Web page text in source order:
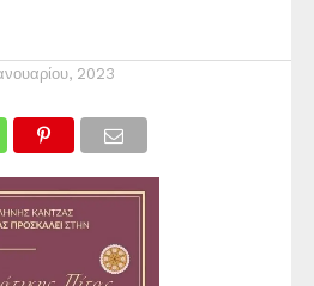
2023